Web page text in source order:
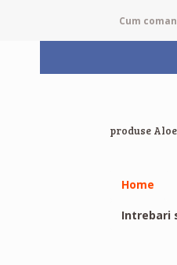
Cum
produse
Home
Intrebari